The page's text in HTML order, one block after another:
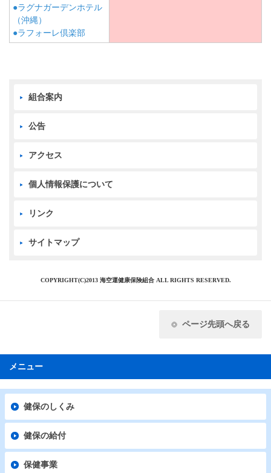
●ラグナガーデンホテル
（沖縄）
●ラフォーレ倶楽部
組合案内
公告
アクセス
個人情報保護について
リンク
サイトマップ
COPYRIGHT(C)2013 海空運健康保険組合 ALL RIGHTS RESERVED.
ページ先頭へ戻る
メニュー
健保のしくみ
健保の給付
保健事業